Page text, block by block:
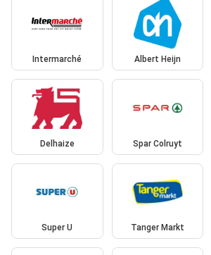
Intermarché Albert Heijn
Delhaize Spar Colruyt
Super U Tanger Markt